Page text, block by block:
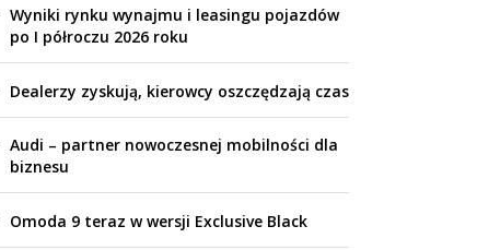
Wyniki rynku wynajmu i leasingu pojazdów
po I półroczu 2026 roku
Dealerzy zyskują, kierowcy oszczędzają czas
Audi – partner nowoczesnej mobilności dla
biznesu
Omoda 9 teraz w wersji Exclusive Black